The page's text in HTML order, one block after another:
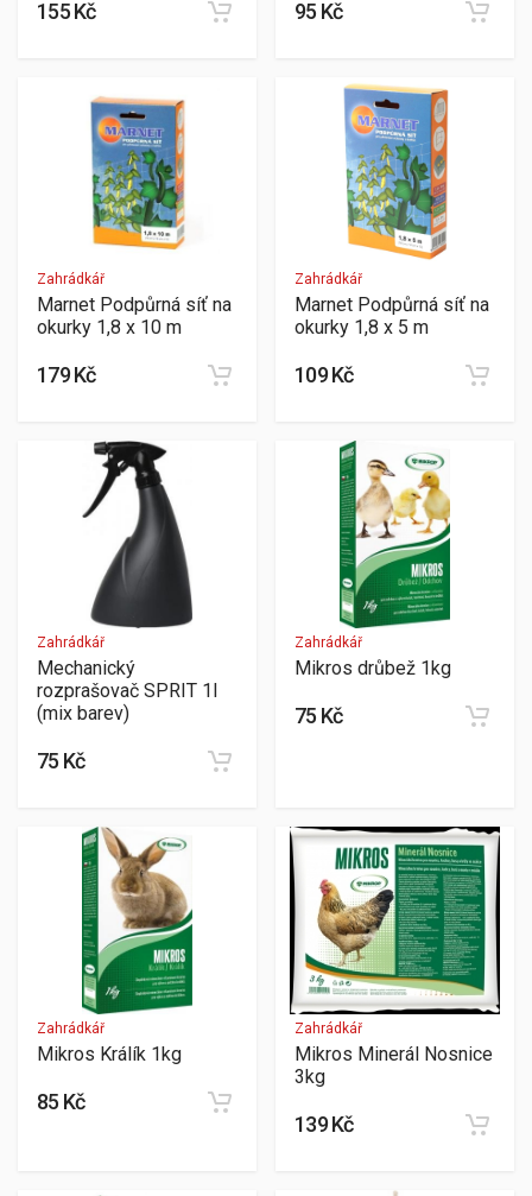
155 Kč 95 Kč
Zahrádkář
Marnet Podpůrná síť na
okurky 1,8 x 10 m
179 Kč
Zahrádkář
Marnet Podpůrná síť na
okurky 1,8 x 5 m
109 Kč
Zahrádkář
Mechanický
rozprašovač SPRIT 1l
(mix barev)
75 Kč
Zahrádkář
Mikros drůbež 1kg
75 Kč
Zahrádkář
Mikros Králík 1kg
85 Kč
Zahrádkář
Mikros Minerál Nosnice
3kg
139 Kč